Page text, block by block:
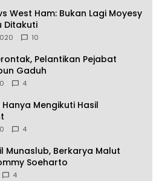
West Ham: Bukan Lagi Moyesy
Ditakuti
10
Pelantikan Pejabat
Gaduh
4
Hanya Mengikuti Hasil
4
Munaslub, Berkarya Malut
Soeharto
4